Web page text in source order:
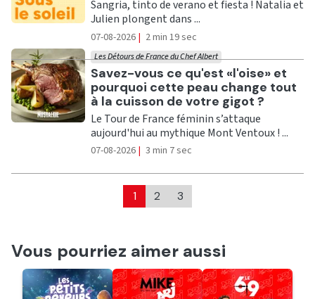
Sangria, tinto de verano et fiesta ! Natalia et
Julien plongent dans ...
07-08-2026 | 2 min 19 sec
Ecouter
Savez-vous ce qu'est «l'oise» et
pourquoi cette peau change tout
à la cuisson de votre gigot ?
Les Détours de France du Chef Albert
Le Tour de France féminin s’attaque
aujourd'hui au mythique Mont Ventoux ! ...
07-08-2026 | 3 min 7 sec
1 2 3
Vous pourriez aimer aussi